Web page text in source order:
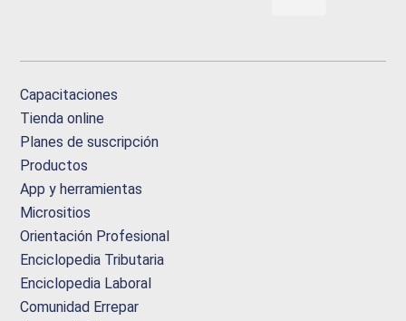
Capacitaciones
Tienda online
Planes de suscripción
Productos
App y herramientas
Micrositios
Orientación Profesional
Enciclopedia Tributaria
Enciclopedia Laboral
Comunidad Errepar